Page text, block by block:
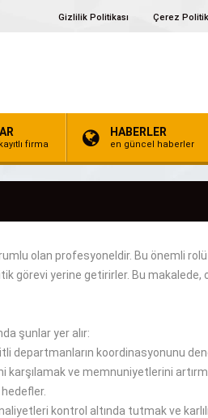
Gizlilik Politikası Çerez
firma
HABERLER
en güncel haberler
olan profesyoneldir. Bu önemli
görevi yerine getirirler. Bu makalede,
şunlar yer alır:
departmanların koordinasyonunu
ve memnuniyetlerini
.
kontrol altında tutmak ve